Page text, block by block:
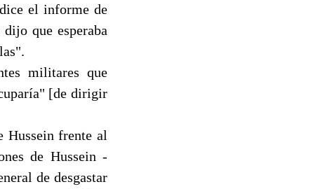
el informe de
que esperaba
militares que
[de dirigir
Hussein frente al
de Hussein -
de desgastar